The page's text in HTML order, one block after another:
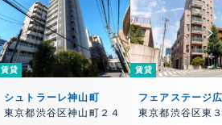
賃貸
シュトラーレ神山町
東京都渋谷区神山町２４
賃貸
フェアステージ
東京都渋谷区東